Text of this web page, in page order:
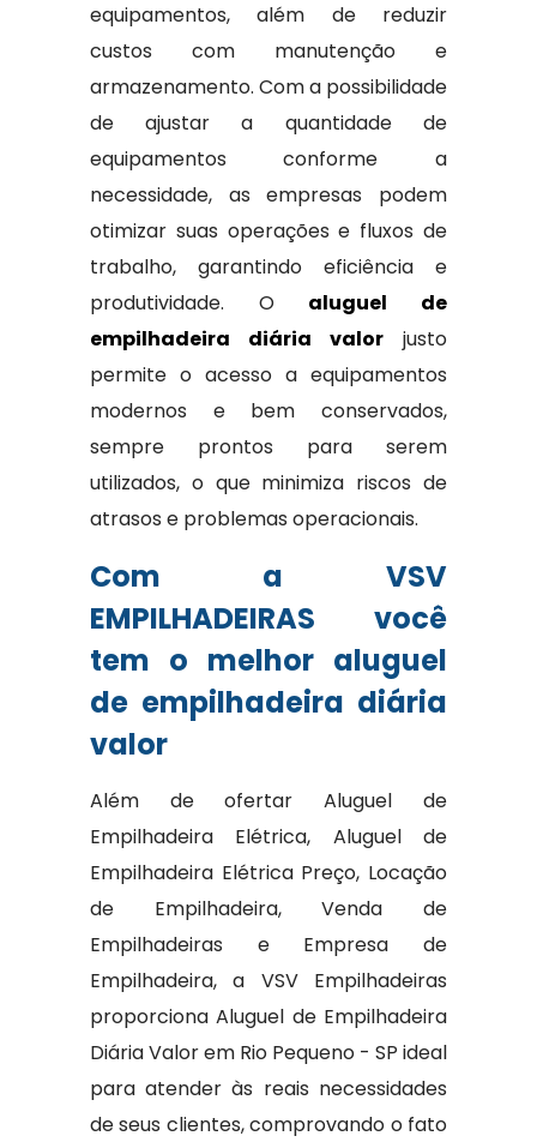
equipamentos, além de reduzir
custos com manutenção e
armazenamento. Com a possibilidade
de ajustar a quantidade de
equipamentos conforme a
necessidade, as empresas podem
otimizar suas operações e fluxos de
trabalho, garantindo eficiência e
produtividade. O aluguel de
empilhadeira diária valor justo
permite o acesso a equipamentos
modernos e bem conservados,
sempre prontos para serem
utilizados, o que minimiza riscos de
atrasos e problemas operacionais.
Com a VSV
EMPILHADEIRAS você
tem o melhor aluguel
de empilhadeira diária
valor
Além de ofertar Aluguel de
Empilhadeira Elétrica, Aluguel de
Empilhadeira Elétrica Preço, Locação
de Empilhadeira, Venda de
Empilhadeiras e Empresa de
Empilhadeira, a VSV Empilhadeiras
proporciona Aluguel de Empilhadeira
Diária Valor em Rio Pequeno - SP ideal
para atender às reais necessidades
de seus clientes, comprovando o fato